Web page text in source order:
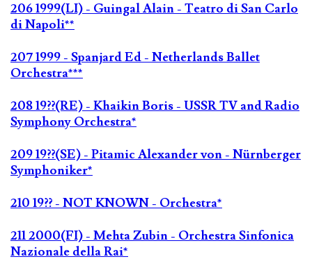
206 1999(LI) - Guingal Alain - Teatro di San Carlo
di Napoli**
207 1999 - Spanjard Ed - Netherlands Ballet
Orchestra***
208 19??(RE) - Khaikin Boris - USSR TV and Radio
Symphony Orchestra*
209 19??(SE) - Pitamic Alexander von - Nürnberger
Symphoniker*
210 19?? - NOT KNOWN - Orchestra*
211 2000(FI) - Mehta Zubin - Orchestra Sinfonica
Nazionale della Rai*